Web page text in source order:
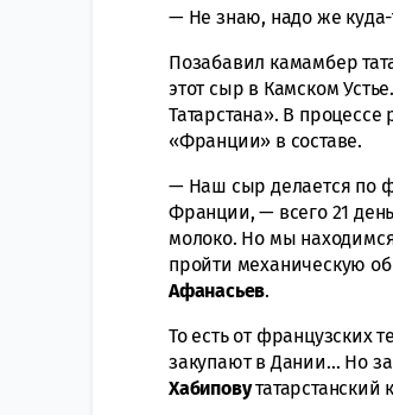
— Не знаю, надо же куда-
Позабавил камамбер
этот сыр в Камском
Татарстана». В процессе
«Франции» в составе.
— Наш сыр делается по
Франции, — всего 21
молоко. Но мы
пройти механическую
Афанасьев.
То есть от французских
закупают в Дании… Но
Хабиповутатарстанский